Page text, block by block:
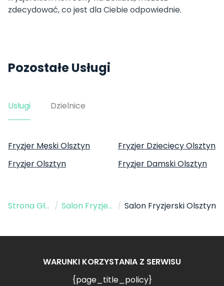
zdecydować, co jest dla Ciebie odpowiednie.
Pozostałe Usługi
Usługi Dzielnice
Fryzjer Męski Olsztyn
Fryzjer Dziecięcy Olsztyn
Fryzjer Olsztyn
Fryzjer Damski Olsztyn
Strona Główna / Salon Fryzjerski / Salon Fryzjerski Olsztyn
WARUNKI KORZYSTANIA Z SERWISU
{page_title_policy}